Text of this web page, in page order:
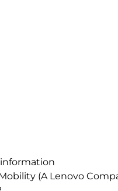
(A Lenovo